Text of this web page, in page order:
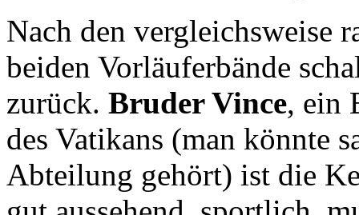
Nach den vergleichsweise
beiden Vorläuferbände
zurück. Bruder Vince, ein
des Vatikans (man könnte
Abteilung gehört) ist die